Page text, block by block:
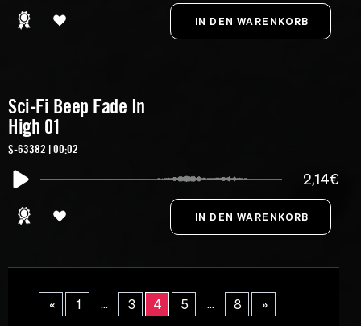
Sci-Fi Beep Fade In
High 01
S-63382 | 00:02
2,14€
« 1 ... 3 4 5 ... 8 »